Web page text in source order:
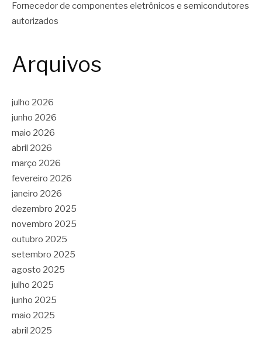
Fornecedor de componentes eletrônicos e semicondutores
autorizados
Arquivos
julho 2026
junho 2026
maio 2026
abril 2026
março 2026
fevereiro 2026
janeiro 2026
dezembro 2025
novembro 2025
outubro 2025
setembro 2025
agosto 2025
julho 2025
junho 2025
maio 2025
abril 2025